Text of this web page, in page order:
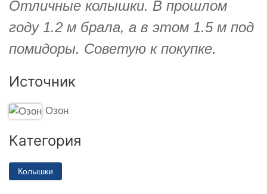
Отличные колышки. В прошлом
году 1.2 м брала, а в этом 1.5 м под
помидоры. Советую к покупке.
Источник
Озон
Категория
Колышки